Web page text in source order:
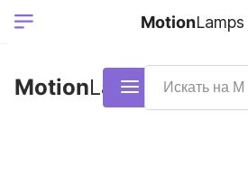
Ваш регион
Выберите ваш
+7
38-
MotionLamps Каталог
MotionLamps